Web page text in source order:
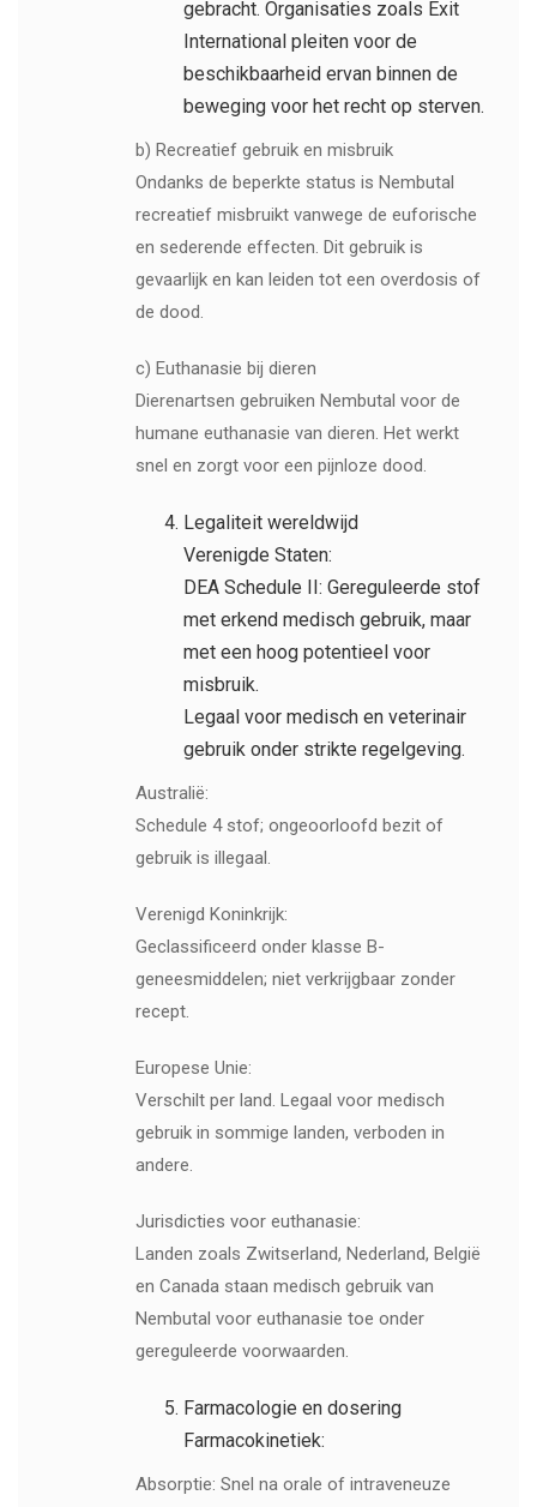
gebracht. Organisaties zoals Exit
International pleiten voor de
beschikbaarheid ervan binnen de
beweging voor het recht op sterven.
b) Recreatief gebruik en misbruik
Ondanks de beperkte status is Nembutal
recreatief misbruikt vanwege de euforische
en sederende effecten. Dit gebruik is
gevaarlijk en kan leiden tot een overdosis of
de dood.
c) Euthanasie bij dieren
Dierenartsen gebruiken Nembutal voor de
humane euthanasie van dieren. Het werkt
snel en zorgt voor een pijnloze dood.
Legaliteit wereldwijd
Verenigde Staten:
DEA Schedule II: Gereguleerde stof
met erkend medisch gebruik, maar
met een hoog potentieel voor
misbruik.
Legaal voor medisch en veterinair
gebruik onder strikte regelgeving.
Australië:
Schedule 4 stof; ongeoorloofd bezit of
gebruik is illegaal.
Verenigd Koninkrijk:
Geclassificeerd onder klasse B-
geneesmiddelen; niet verkrijgbaar zonder
recept.
Europese Unie:
Verschilt per land. Legaal voor medisch
gebruik in sommige landen, verboden in
andere.
Jurisdicties voor euthanasie:
Landen zoals Zwitserland, Nederland, België
en Canada staan medisch gebruik van
Nembutal voor euthanasie toe onder
gereguleerde voorwaarden.
Farmacologie en dosering
Farmacokinetiek:
Absorptie: Snel na orale of intraveneuze